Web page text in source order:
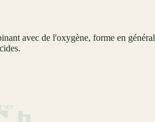
avec de l'oxygène, forme en général